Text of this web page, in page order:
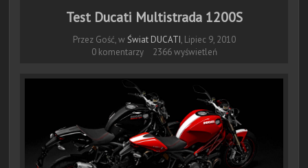
Test Ducati Multistrada 1200S
Przez Gość, w Świat DUCATI, Lipiec 9, 2010
0 komentarzy
2366 wyświetleń